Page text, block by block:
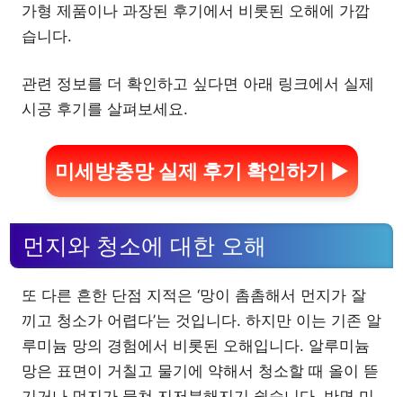
가형 제품이나 과장된 후기에서 비롯된 오해에 가깝
습니다.
관련 정보를 더 확인하고 싶다면 아래 링크에서 실제
시공 후기를 살펴보세요.
미세방충망 실제 후기 확인하기 ▶
먼지와 청소에 대한 오해
또 다른 흔한 단점 지적은 ‘망이 촘촘해서 먼지가 잘
끼고 청소가 어렵다’는 것입니다. 하지만 이는 기존 알
루미늄 망의 경험에서 비롯된 오해입니다. 알루미늄
망은 표면이 거칠고 물기에 약해서 청소할 때 올이 뜯